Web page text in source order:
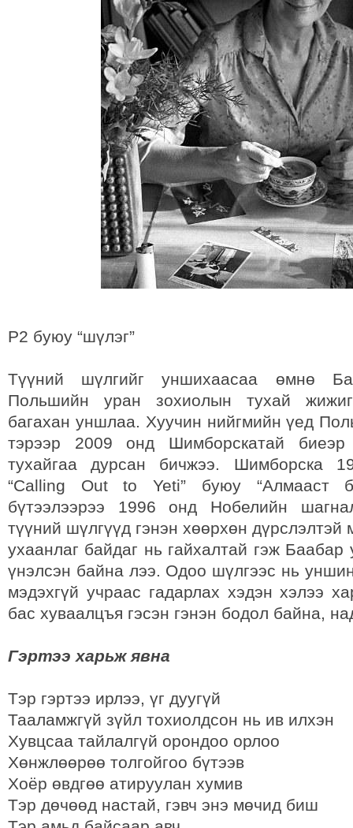
Р2 буюу “шүлэг”
Түүний шүлгийг уншихаасаа өмнө
Польшийн уран зохиолын тухай
багахан уншлаа. Хуучин нийгмийн үед
тэрээр 2009 онд Шимборскатай биеэр
тухайгаа дурсан бичжээ. Шимборска
“Calling Out to Yeti” буюу “Алмааст
бүтээлээрээ 1996 онд Нобелийн
түүний шүлгүүд гэнэн хөөрхөн дүрслэлтэй
ухаанлаг байдаг нь гайхалтай гэж Баабар
үнэлсэн байна лээ. Одоо шүлгээс нь
мэдэхгүй учраас гадарлах хэдэн хэлээ
бас хуваалцъя гэсэн гэнэн бодол байна,
Гэртээ харьж явна
Тэр гэртээ ирлээ, үг дуугүй
Тааламжгүй зүйл тохиолдсон нь ив илхэн
Хувцсаа тайлалгүй орондоо орлоо
Хөнжлөөрөө толгойгоо бүтээв
Хоёр өвдгөө атируулан хумив
Тэр дөчөөд настай, гэвч энэ мөчид биш